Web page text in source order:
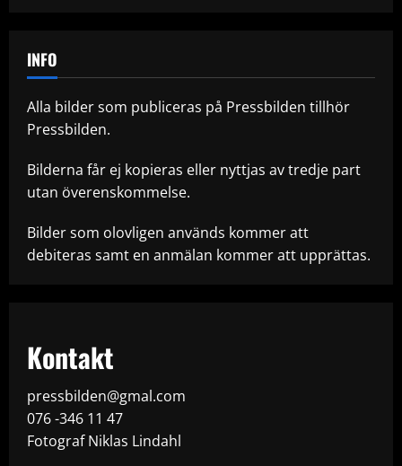
INFO
Alla bilder som publiceras på Pressbilden tillhör
Pressbilden.
Bilderna får ej kopieras eller nyttjas av tredje part
utan överenskommelse.
Bilder som olovligen används kommer att
debiteras samt en anmälan kommer att upprättas.
Kontakt
pressbilden@gmal.com
076 -346 11 47
Fotograf Niklas Lindahl